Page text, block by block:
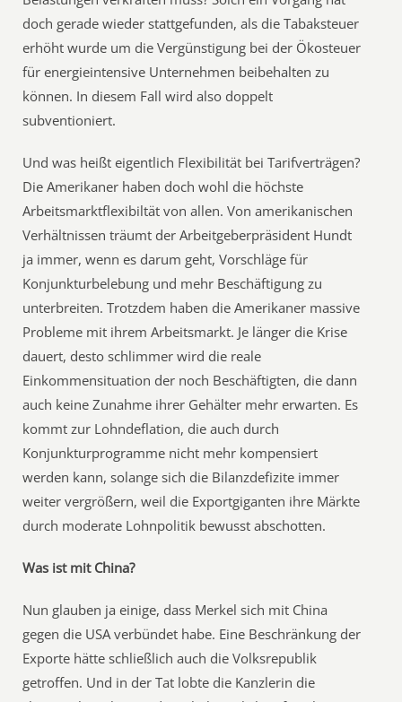
doch gerade wieder stattgefunden, als die Tabaksteuer
erhöht wurde um die Vergünstigung bei der Ökosteuer
für energieintensive Unternehmen beibehalten zu
können. In diesem Fall wird also doppelt
subventioniert.
Und was heißt eigentlich Flexibilität bei Tarifverträgen?
Die Amerikaner haben doch wohl die höchste
Arbeitsmarktflexibiltät von allen. Von amerikanischen
Verhältnissen träumt der Arbeitgeberpräsident Hundt
ja immer, wenn es darum geht, Vorschläge für
Konjunkturbelebung und mehr Beschäftigung zu
unterbreiten. Trotzdem haben die Amerikaner massive
Probleme mit ihrem Arbeitsmarkt. Je länger die Krise
dauert, desto schlimmer wird die reale
Einkommensituation der noch Beschäftigten, die dann
auch keine Zunahme ihrer Gehälter mehr erwarten. Es
kommt zur Lohndeflation, die auch durch
Konjunkturprogramme nicht mehr kompensiert
werden kann, solange sich die Bilanzdefizite immer
weiter vergrößern, weil die Exportgiganten ihre Märkte
durch moderate Lohnpolitik bewusst abschotten.
Was ist mit China?
Nun glauben ja einige, dass Merkel sich mit China
gegen die USA verbündet habe. Eine Beschränkung der
Exporte hätte schließlich auch die Volksrepublik
getroffen. Und in der Tat lobte die Kanzlerin die